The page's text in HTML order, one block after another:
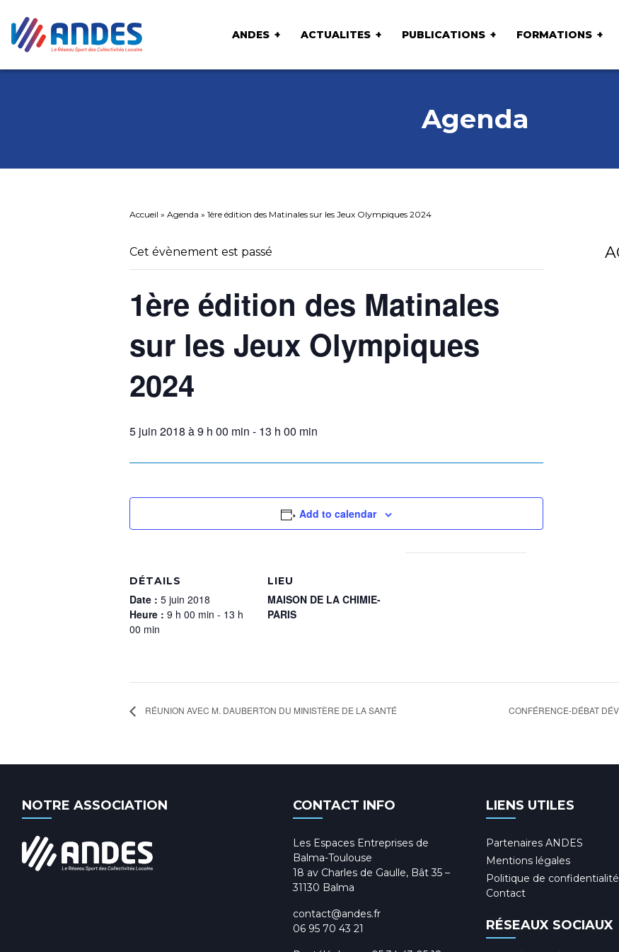
ANDES ACTUALITES PUBLICATIONS FORMATIONS
Agenda
Accueil » Agenda » 1ère édition des Matinales sur les Jeux Olympiques 2024
Cet évènement est passé
1ère édition des Matinales
sur les Jeux Olympiques
2024
5 juin 2018 à 9 h 00 min - 13 h 00 min
Add to calendar
DÉTAILS
Date : 5 juin 2018
Heure : 9 h 00 min - 13 h
00 min
LIEU
MAISON DE LA CHIMIE-
PARIS
RÉUNION AVEC M. DAUBERTON DU MINISTÈRE DE LA SANTÉ CONFÉRENCE-DÉBAT
NOTRE ASSOCIATION CONTACT INFO
Les Espaces Entreprises de
Balma-Toulouse
18 av Charles de Gaulle, Bât 35 –
31130 Balma
contact@andes.fr
06 95 70 43 21
LIENS UTILES
Partenaires ANDES
Mentions légales
Politique de confidentialité
Contact
RÉSEAUX SOCIAUX